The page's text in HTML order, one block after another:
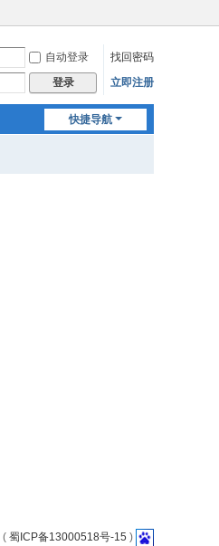
自动登录
找回密码
登录 立即注册
快捷导航
( 蜀ICP备13000518号-15 )